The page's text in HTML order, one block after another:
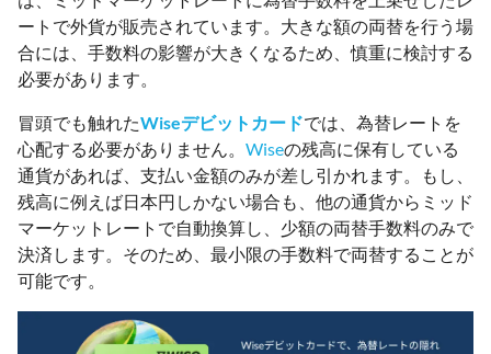
ートで外貨が販売されています。大きな額の両替を行う場
合には、手数料の影響が大きくなるため、慎重に検討する
必要があります。
冒頭でも触れたWiseデビットカードでは、為替レートを
心配する必要がありません。 Wiseの残高に保有している
通貨があれば、支払い金額のみが差し引かれます。もし、
残高に例えば日本円しかない場合も、他の通貨からミッド
マーケットレートで自動換算し、少額の両替手数料のみで
決済します。そのため、最小限の手数料で両替することが
可能です。